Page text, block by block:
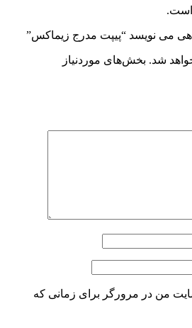
است.
می نویسد “پیپت مدرج زیماکس”
شد. بخش‌های موردنیاز
من در مرورگر برای زمانی که